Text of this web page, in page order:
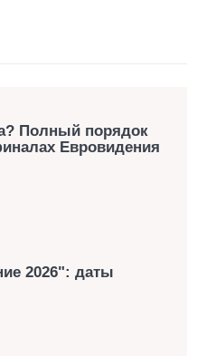
Полный порядок
Евровидения
2026": даты